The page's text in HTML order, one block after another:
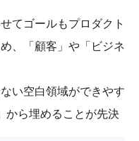
てゴールもプロダクト
、「顧客」や「ビジネ
い空白領域ができやす
から埋めることが先決